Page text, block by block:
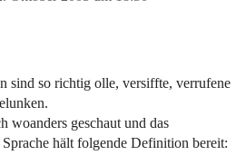
sind so richtig olle, versiffte, verrufene
woanders geschaut und das
hält folgende Definition bereit: